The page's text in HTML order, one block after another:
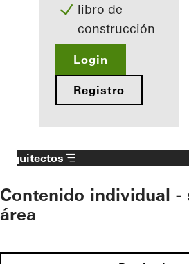
libro de
construcción
Login
Registro
Arquitectos
Contenido individual -
área